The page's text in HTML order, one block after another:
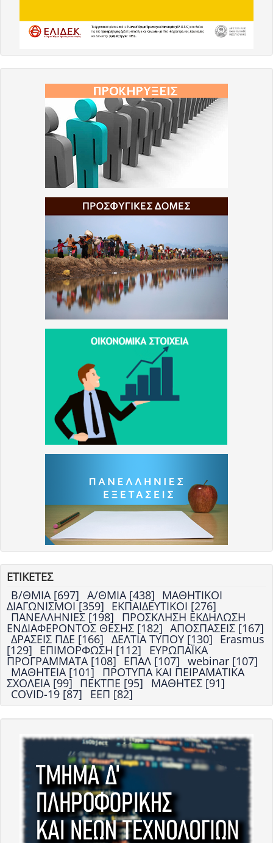
ΕΤΙΚΕΤΕΣ
Β/ΘΜΙΑ [697] Α/ΘΜΙΑ [438] ΜΑΘΗΤΙΚΟΙ
ΔΙΑΓΩΝΙΣΜΟΙ [359] ΕΚΠΑΙΔΕΥΤΙΚΟΙ [276]
ΠΑΝΕΛΛΗΝΙΕΣ [198] ΠΡΟΣΚΛΗΣΗ ΕΚΔΗΛΩΣΗ
ΕΝΔΙΑΦΕΡΟΝΤΟΣ ΘΕΣΗΣ [182] ΑΠΟΣΠΑΣΕΙΣ [167]
ΔΡΑΣΕΙΣ ΠΔΕ [166] ΔΕΛΤΙΑ ΤΥΠΟΥ [130] Erasmus
[129] ΕΠΙΜΟΡΦΩΣΗ [112] ΕΥΡΩΠΑΪΚΑ
ΠΡΟΓΡΑΜΜΑΤΑ [108] ΕΠΑΛ [107] webinar [107]
ΜΑΘΗΤΕΙΑ [101] ΠΡΟΤΥΠΑ ΚΑΙ ΠΕΙΡΑΜΑΤΙΚΑ
ΣΧΟΛΕΙΑ [99] ΠΕΚΤΠΕ [95] ΜΑΘΗΤΕΣ [91]
COVID-19 [87] ΕΕΠ [82]